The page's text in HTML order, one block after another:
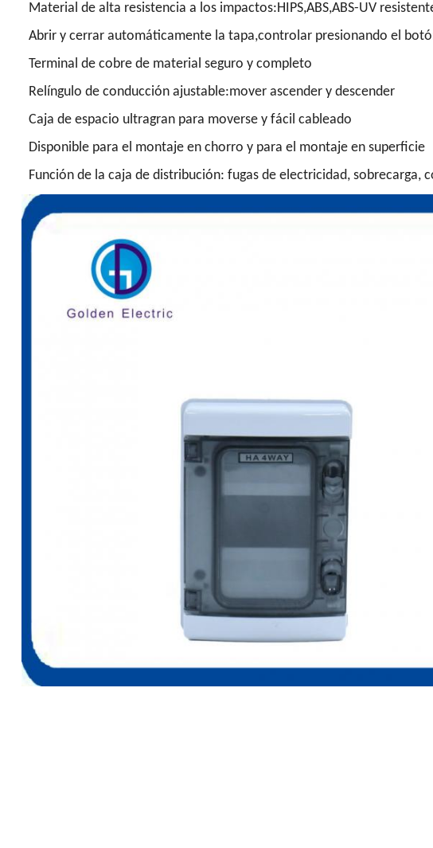
Material de alta resistencia a los impactos:HIPS,ABS,ABS-UV
Abrir y cerrar automáticamente la tapa,controlar presionando el
Terminal de cobre de material seguro y completo
Relíngulo de conducción ajustable:mover ascender y descender
Caja de espacio ultragran para moverse y fácil cableado
Disponible para el montaje en chorro y para el montaje en superficie
Función de la caja de distribución: fugas de electricidad, sobrecarga,